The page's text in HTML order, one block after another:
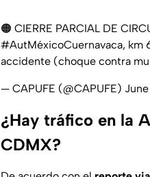
🟠 CIERRE PARCIAL DE
#AutMéxicoCuernavaca, km
accidente (choque contra
— CAPUFE (@CAPUFE)
¿Hay tráfico en la
CDMX?